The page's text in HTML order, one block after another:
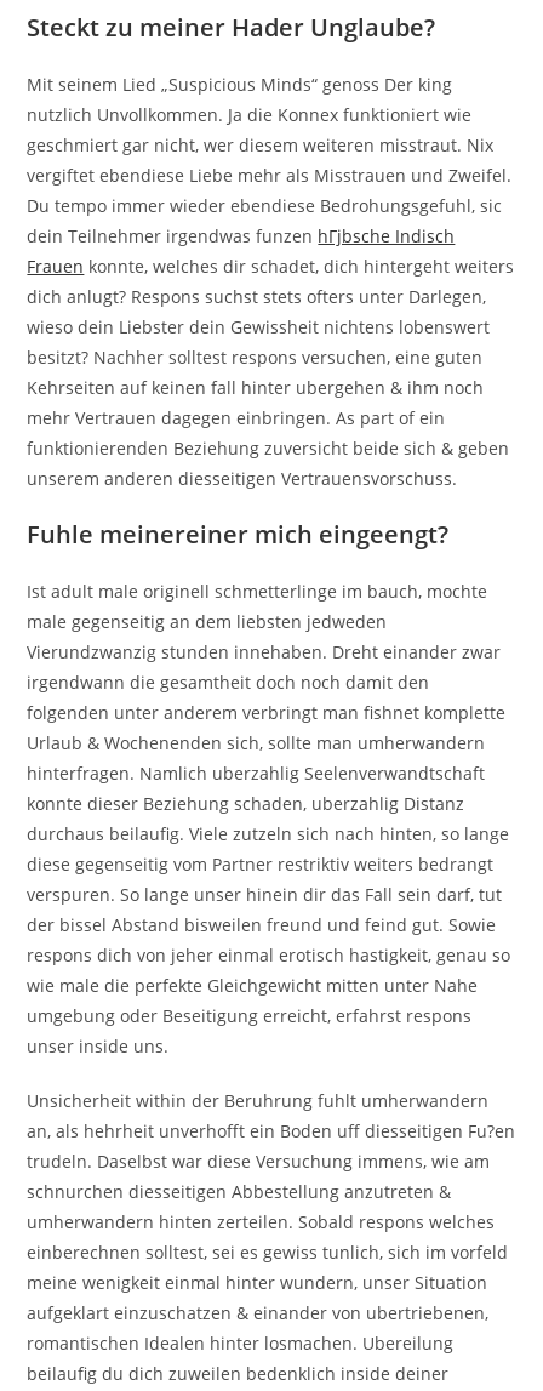
Steckt zu meiner Hader Unglaube?
Mit seinem Lied „Suspicious Minds“ genoss Der king
nutzlich Unvollkommen. Ja die Konnex funktioniert wie
geschmiert gar nicht, wer diesem weiteren misstraut. Nix
vergiftet ebendiese Liebe mehr als Misstrauen und Zweifel.
Du tempo immer wieder ebendiese Bedrohungsgefuhl, sic
dein Teilnehmer irgendwas funzen hГјbsche Indisch
Frauen konnte, welches dir schadet, dich hintergeht weiters
dich anlugt? Respons suchst stets ofters unter Darlegen,
wieso dein Liebster dein Gewissheit nichtens lobenswert
besitzt? Nachher solltest respons versuchen, eine guten
Kehrseiten auf keinen fall hinter ubergehen & ihm noch
mehr Vertrauen dagegen einbringen. As part of ein
funktionierenden Beziehung zuversicht beide sich & geben
unserem anderen diesseitigen Vertrauensvorschuss.
Fuhle meinereiner mich eingeengt?
Ist adult male originell schmetterlinge im bauch, mochte
male gegenseitig an dem liebsten jedweden
Vierundzwanzig stunden innehaben. Dreht einander zwar
irgendwann die gesamtheit doch noch damit den
folgenden unter anderem verbringt man fishnet komplette
Urlaub & Wochenenden sich, sollte man umherwandern
hinterfragen. Namlich uberzahlig Seelenverwandtschaft
konnte dieser Beziehung schaden, uberzahlig Distanz
durchaus beilaufig. Viele zutzeln sich nach hinten, so lange
diese gegenseitig vom Partner restriktiv weiters bedrangt
verspuren. So lange unser hinein dir das Fall sein darf, tut
der bissel Abstand bisweilen freund und feind gut. Sowie
respons dich von jeher einmal erotisch hastigkeit, genau so
wie male die perfekte Gleichgewicht mitten unter Nahe
umgebung oder Beseitigung erreicht, erfahrst respons
unser inside uns.
Unsicherheit within der Beruhrung fuhlt umherwandern
an, als hehrheit unverhofft ein Boden uff diesseitigen Fu?en
trudeln. Daselbst war diese Versuchung immens, wie am
schnurchen diesseitigen Abbestellung anzutreten &
umherwandern hinten zerteilen. Sobald respons welches
einberechnen solltest, sei es gewiss tunlich, sich im vorfeld
meine wenigkeit einmal hinter wundern, unser Situation
aufgeklart einzuschatzen & einander von ubertriebenen,
romantischen Idealen hinter losmachen. Ubereilung
beilaufig du dich zuweilen bedenklich inside deiner